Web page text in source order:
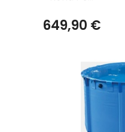
649,90 €